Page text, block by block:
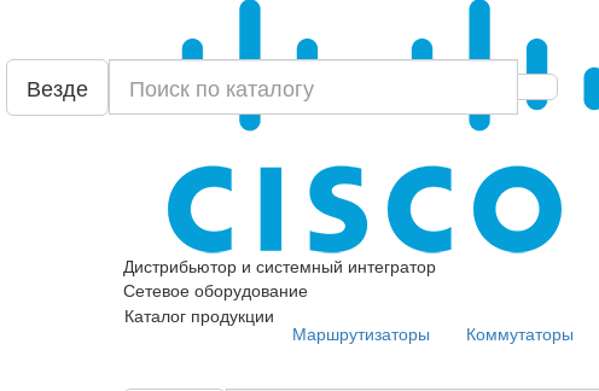
Дистрибьютор и системный интегратор
Сетевое оборудование
Везде
Каталог продукции
Маршрутизаторы Коммутаторы